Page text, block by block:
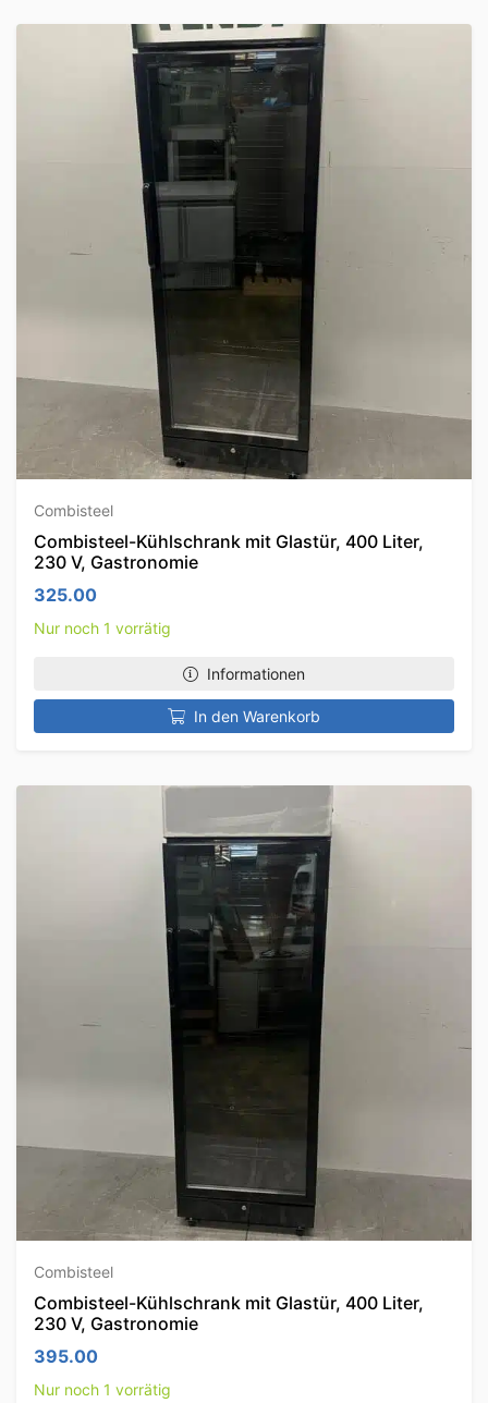
Combisteel
Combisteel-Kühlschrank mit Glastür, 400 Liter,
230 V, Gastronomie
325.00
Nur noch 1 vorrätig
Informationen
In den Warenkorb
Combisteel
Combisteel-Kühlschrank mit Glastür, 400 Liter,
230 V, Gastronomie
395.00
Nur noch 1 vorrätig